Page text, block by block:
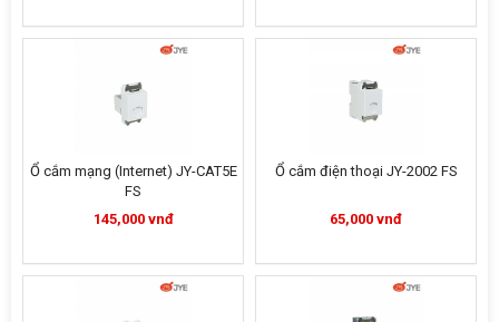
Ổ cắm mạng (Internet) JY-CAT5E
FS
145,000 vnđ
Ổ cắm điện thoại JY-2002 FS
65,000 vnđ